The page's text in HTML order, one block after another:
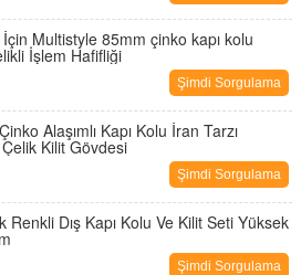
İçin Multistyle 85mm çinko kapı kolu
İşlem Hafifliği
Şimdi Sorgulama
Alaşımlı Kapı Kolu İran Tarzı
Kilit Gövdesi
Şimdi Sorgulama
Renkli Dış Kapı Kolu Ve Kilit Seti Yüksek
Şimdi Sorgulama